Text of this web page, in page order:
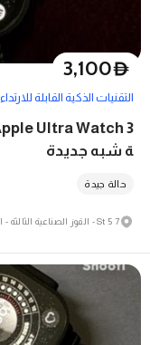
D
3,100
التقنيات الذكية القابلة للارتداء
ة شبه جديدة
حالة جيدة
7 5 St - القوز الصناعية الثالثة - القوز